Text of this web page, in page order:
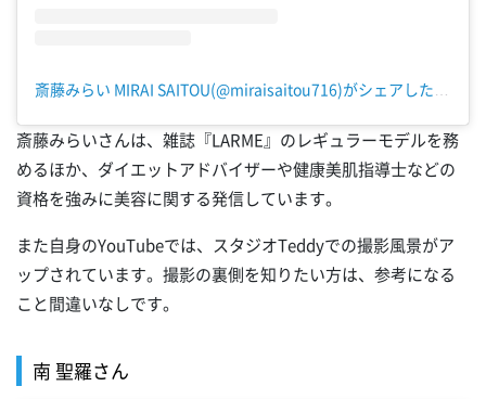
斎藤みらい MIRAI SAITOU(@miraisaitou716)がシェアした投稿
斎藤みらいさんは、雑誌『LARME』のレギュラーモデルを務
めるほか、ダイエットアドバイザーや健康美肌指導士などの
資格を強みに美容に関する発信しています。
また自身のYouTubeでは、スタジオTeddyでの撮影風景がア
ップされています。撮影の裏側を知りたい方は、参考になる
こと間違いなしです。
南 聖羅さん